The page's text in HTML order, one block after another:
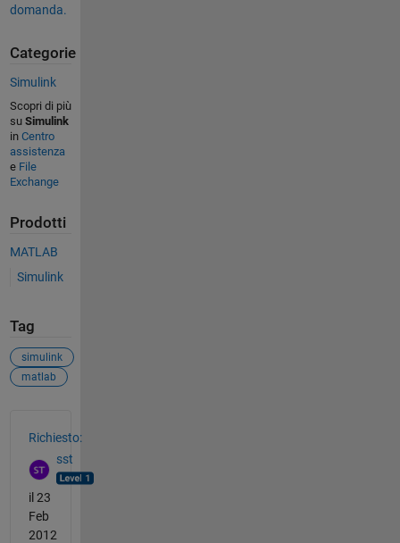
domanda.
Categorie
Simulink
Scopri di più
su Simulink
in Centro
assistenza
e File
Exchange
Prodotti
MATLAB
Simulink
Tag
simulink
matlab
Richiesto:
sst
il 23
Feb
2012